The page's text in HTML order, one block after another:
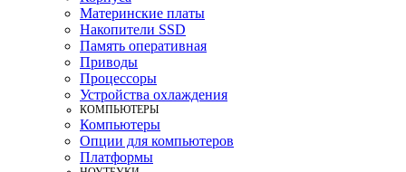
Материнские платы
Накопители SSD
Память оперативная
Приводы
Процессоры
Устройства охлаждения
КОМПЬЮТЕРЫ
Компьютеры
Опции для компьютеров
Платформы